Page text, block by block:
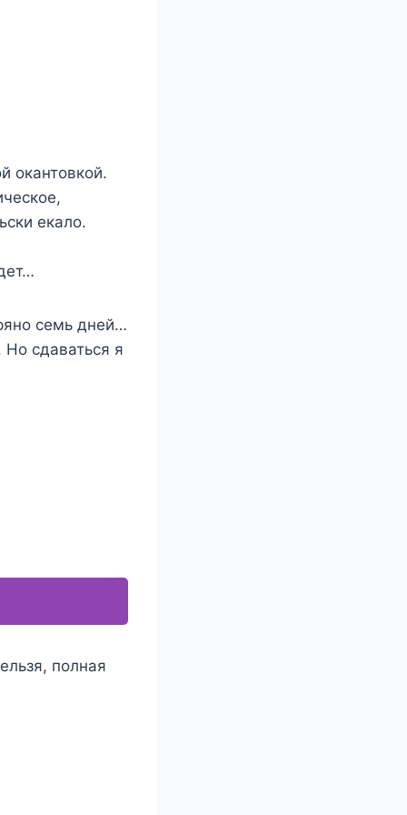
окантовкой.
екало.
семь дней…
сдаваться я
полная